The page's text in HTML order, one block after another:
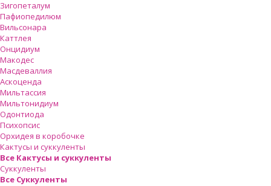
Зигопеталум
Пафиопедилюм
Вильсонара
Каттлея
Онцидиум
Макодес
Масдеваллия
Аскоценда
Мильтассия
Мильтонидиум
Одонтиода
Психопсис
Орхидея в коробочке
Кактусы и суккуленты
Все Кактусы и суккуленты
Суккуленты
Все Суккуленты